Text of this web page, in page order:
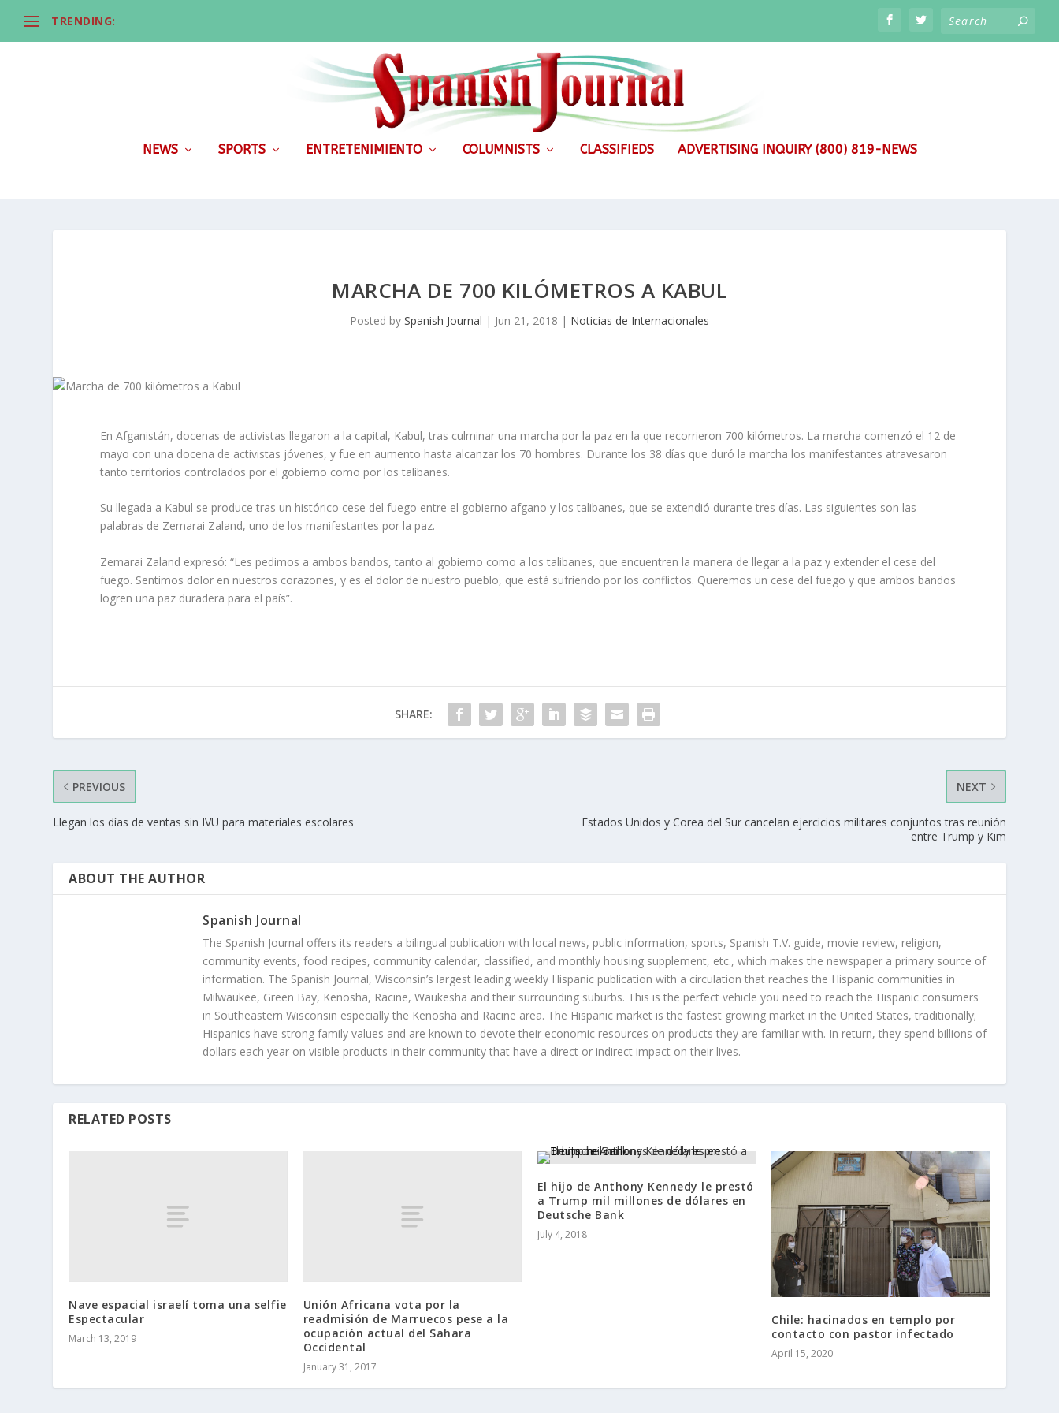
TRENDING:
NEWS SPORTS ENTRETENIMIENTO COLUMNISTS CLASSIFIEDS ADVERTISING INQUIRY (800) 819-NEWS
MARCHA DE 700 KILÓMETROS A KABUL
Posted by Spanish Journal | Jun 21, 2018 | Noticias de Internacionales
En Afganistán, docenas de activistas llegaron a la capital, Kabul, tras culminar una marcha por la paz en la que recorrieron 700 kilómetros. La marcha comenzó el 12 de
mayo con una docena de activistas jóvenes, y fue en aumento hasta alcanzar los 70 hombres. Durante los 38 días que duró la marcha los manifestantes atravesaron
tanto territorios controlados por el gobierno como por los talibanes.
Su llegada a Kabul se produce tras un histórico cese del fuego entre el gobierno afgano y los talibanes, que se extendió durante tres días. Las siguientes son las
palabras de Zemarai Zaland, uno de los manifestantes por la paz.
Zemarai Zaland expresó: “Les pedimos a ambos bandos, tanto al gobierno como a los talibanes, que encuentren la manera de llegar a la paz y extender el cese del
fuego. Sentimos dolor en nuestros corazones, y es el dolor de nuestro pueblo, que está sufriendo por los conflictos. Queremos un cese del fuego y que ambos bandos
logren una paz duradera para el país”.
SHARE:
PREVIOUS
Llegan los días de ventas sin IVU para materiales escolares
NEXT
Estados Unidos y Corea del Sur cancelan ejercicios militares conjuntos tras reunión
entre Trump y Kim
ABOUT THE AUTHOR
Spanish Journal
The Spanish Journal offers its readers a bilingual publication with local news, public information, sports, Spanish T.V. guide, movie review, religion,
community events, food recipes, community calendar, classified, and monthly housing supplement, etc., which makes the newspaper a primary source of
information. The Spanish Journal, Wisconsin’s largest leading weekly Hispanic publication with a circulation that reaches the Hispanic communities in
Milwaukee, Green Bay, Kenosha, Racine, Waukesha and their surrounding suburbs. This is the perfect vehicle you need to reach the Hispanic consumers
in Southeastern Wisconsin especially the Kenosha and Racine area. The Hispanic market is the fastest growing market in the United States, traditionally;
Hispanics have strong family values and are known to devote their economic resources on products they are familiar with. In return, they spend billions of
dollars each year on visible products in their community that have a direct or indirect impact on their lives.
RELATED POSTS
Nave espacial israelí toma una selfie
Espectacular
March 13, 2019
Unión Africana vota por la
readmisión de Marruecos pese a la
ocupación actual del Sahara
Occidental
January 31, 2017
El hijo de Anthony Kennedy le prestó
a Trump mil millones de dólares en
Deutsche Bank
July 4, 2018
Chile: hacinados en templo por
contacto con pastor infectado
April 15, 2020